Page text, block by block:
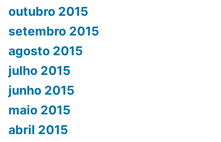
outubro 2015
setembro 2015
agosto 2015
julho 2015
junho 2015
maio 2015
abril 2015